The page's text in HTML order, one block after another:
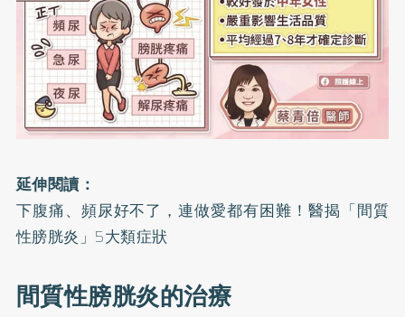
延伸閱讀：
下腹痛、頻尿好不了，連做愛都有困難！醫揭「間質
性膀胱炎」5大類症狀
間質性膀胱炎的治療